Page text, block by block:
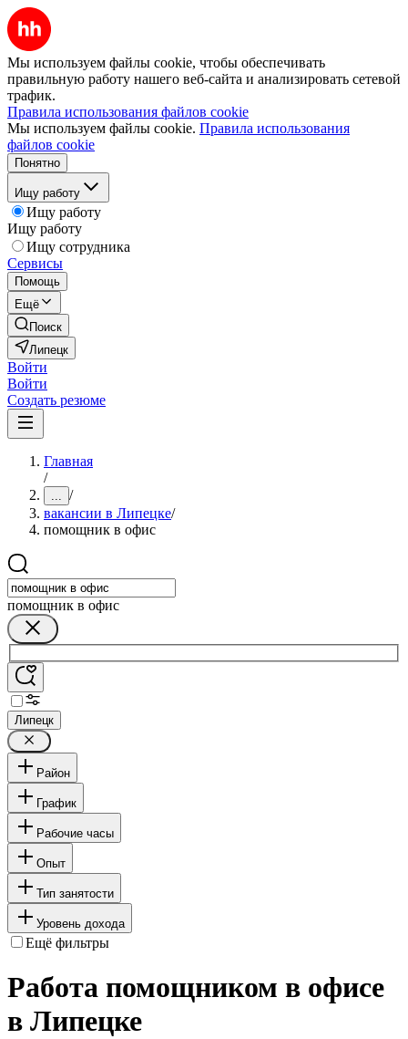
Мы используем файлы cookie, чтобы обеспечивать
правильную работу нашего веб-сайта и анализировать сетевой
трафик.
Правила использования файлов cookie
Мы используем файлы cookie. Правила использования
файлов cookie
Понятно
Ищу работу
Ищу работу
Ищу работу
Ищу сотрудника
Сервисы
Помощь
Ещё
Поиск
Липецк
Войти
Войти
Создать резюме
Главная
/
... /
вакансии в Липецке/
помощник в офис
помощник в офис
Липецк
Район
График
Рабочие часы
Опыт
Тип занятости
Уровень дохода
Ещё фильтры
Работа помощником в офисе
в Липецке